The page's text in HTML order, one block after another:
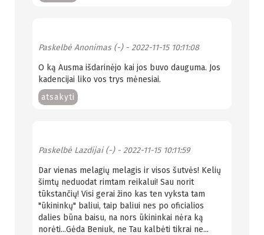
Paskelbė Anonimas (-)- 2022-11-15 10:11:08
O ką Ausma išdarinėjo kai jos buvo dauguma. Jos
kadencijai liko vos trys mėnesiai.
atsakyti
Paskelbė Lazdijai (-)- 2022-11-15 10:11:59
Dar vienas melagių melagis ir visos šutvės! Kelių
šimtų neduodat rimtam reikalui! Sau norit
tūkstančių! Visi gerai žino kas ten vyksta tam
"ūkininkų" baliui, taip baliui nes po oficialios
dalies būna baisu, na nors ūkininkai nėra ką
norėti...Gėda Beniuk, ne Tau kalbėti tikrai ne...